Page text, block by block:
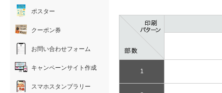
1
ポスター
クーポン券
お問い合わせフォーム
キャンペーンサイト作成
スマホスタンプラリー